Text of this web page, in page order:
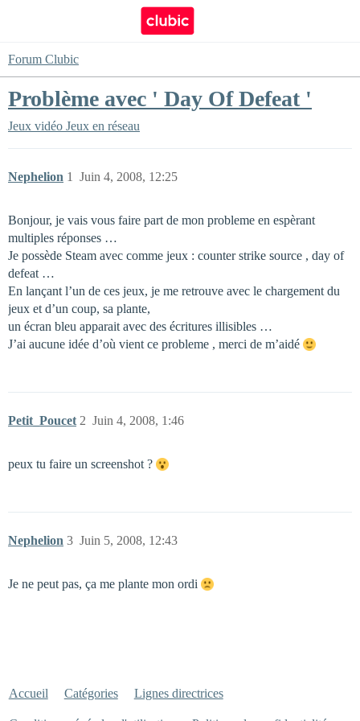
Forum Clubic
Problème avec ' Day Of Defeat '
Jeux vidéo Jeux en réseau
Nephelion Juin 4, 2008, 12:25
1
Bonjour, je vais vous faire part de mon probleme en espèrant
multiples réponses …
Je possède Steam avec comme jeux : counter strike source , day of
defeat …
En lançant l’un de ces jeux, je me retrouve avec le chargement du
jeux et d’un coup, sa plante,
un écran bleu apparait avec des écritures illisibles …
J’ai aucune idée d’où vient ce probleme , merci de m’aidé
Petit_Poucet Juin 4, 2008, 1:46
2
peux tu faire un screenshot ?
Nephelion Juin 5, 2008, 12:43
3
Je ne peut pas, ça me plante mon ordi
Accueil Catégories Lignes directrices